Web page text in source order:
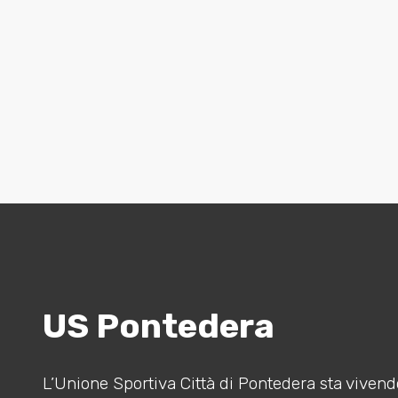
US Pontedera
L’Unione Sportiva Città di Pontedera sta